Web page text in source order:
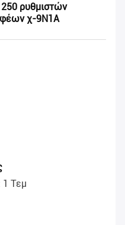
ρυθμιστών
χ-9N1A
1 Τεμ